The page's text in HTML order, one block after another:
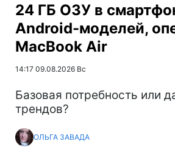
24 ГБ ОЗУ в
Android-моделей,
MacBook Air
14:17 09.08.2026 Вс
Базовая потребность или
трендов?
ОЛЬГА ЗАВАДА